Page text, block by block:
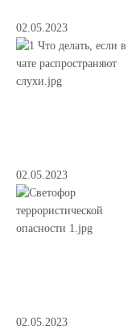
02.05.2023
02.05.2023
02.05.2023